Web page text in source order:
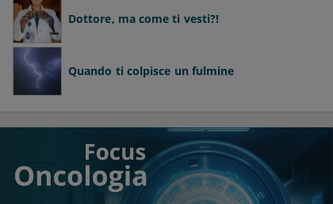
Dottore, ma come ti vesti?!
Quando ti colpisce un fulmine